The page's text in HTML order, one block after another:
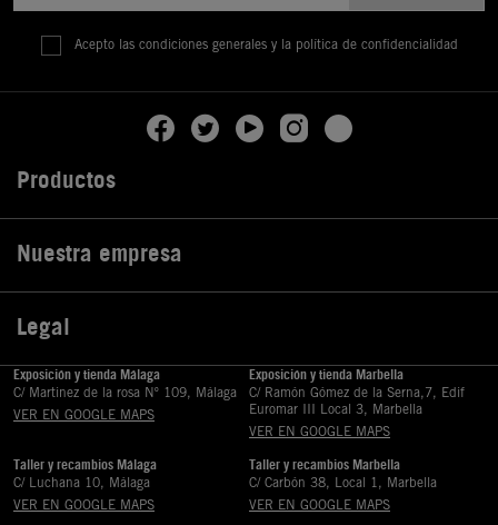
Acepto las condiciones generales y la política de confidencialidad
Productos
Nuestra empresa
Legal
Exposición y tienda Málaga
C/ Martinez de la rosa Nº 109, Málaga
VER EN GOOGLE MAPS
Exposición y tienda Marbella
C/ Ramón Gómez de la Serna,7, Edif
Euromar III Local 3, Marbella
VER EN GOOGLE MAPS
Taller y recambios Málaga
C/ Luchana 10, Málaga
VER EN GOOGLE MAPS
Taller y recambios Marbella
C/ Carbón 38, Local 1, Marbella
VER EN GOOGLE MAPS